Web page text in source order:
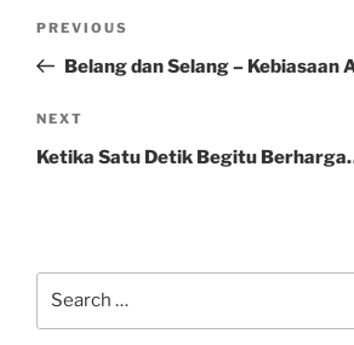
Previous
Post
PREVIOUS
Belang dan Selang – Kebiasaan
Next
Post
NEXT
Ketika Satu Detik Begitu